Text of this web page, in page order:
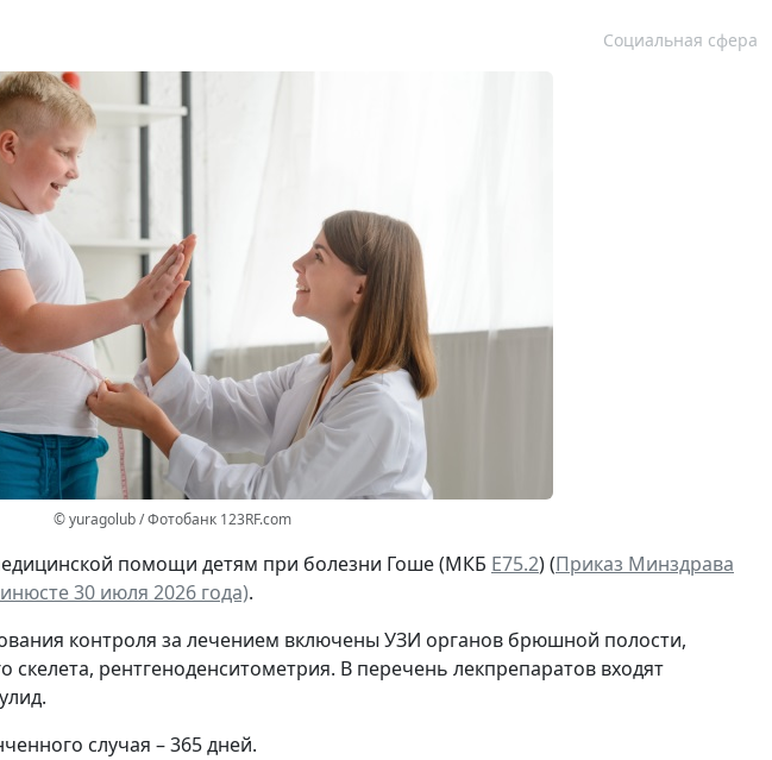
Социальная сфера
© yuragolub / Фотобанк 123RF.com
помощи детям при болезни Гоше (МКБ Е75.2) (Приказ Минздрава
30 июля 2026 года).
контроля за лечением включены УЗИ органов брюшной полости,
рентгеноденситометрия. В перечень лекпрепаратов входят
случая – 365 дней.